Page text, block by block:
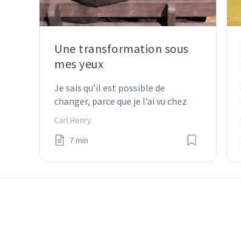
Une transformation sous
mes yeux
Je sais qu’il est possible de
changer, parce que je l’ai vu chez
ma mère
Carl Henry
7 min